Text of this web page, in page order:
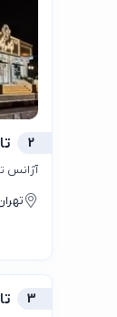
2
آژانس
3